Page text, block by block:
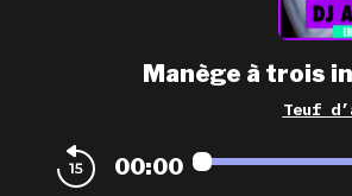
Manège à trois
Teuf
00:00